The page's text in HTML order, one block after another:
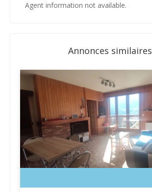
Agent information not available.
Annonces similaires